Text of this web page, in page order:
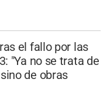
el fallo por las
"Ya no se trata de
de obras